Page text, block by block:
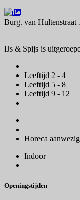
Burg. van Hultenstraat
IJs & Spijs is
Leeftijd 2 - 4
Leeftijd 5 - 8
Leeftijd 9 - 12
Horeca aanwezig
Indoor
Openingstijden